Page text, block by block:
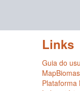
Links
Guia do
MapBiomas
Plataforma